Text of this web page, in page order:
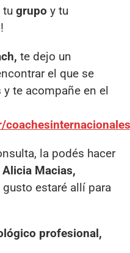
tu grupo y tu
te dejo un
el que se
te acompañe en el
la podés hacer
Alicia Macias,
gusto estaré allí para
profesional,